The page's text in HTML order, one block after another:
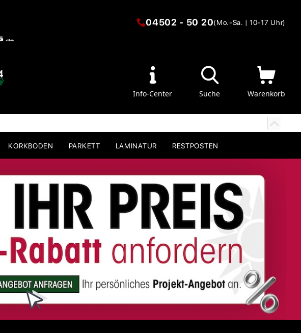
04502 - 50 20(Mo.-Sa. | 10-17 Uhr)
Info-Center Suche Warenkorb
KORKBODEN PARKETT LAMINATUR RESTPOSTEN